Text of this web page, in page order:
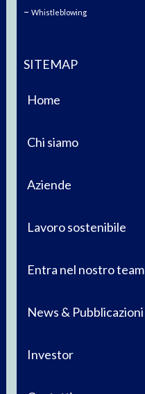
– Whistleblowing
SITEMAP
Home
Chi siamo
Aziende
Lavoro sostenibile
Entra nel nostro team
News & Pubblicazioni
Investor